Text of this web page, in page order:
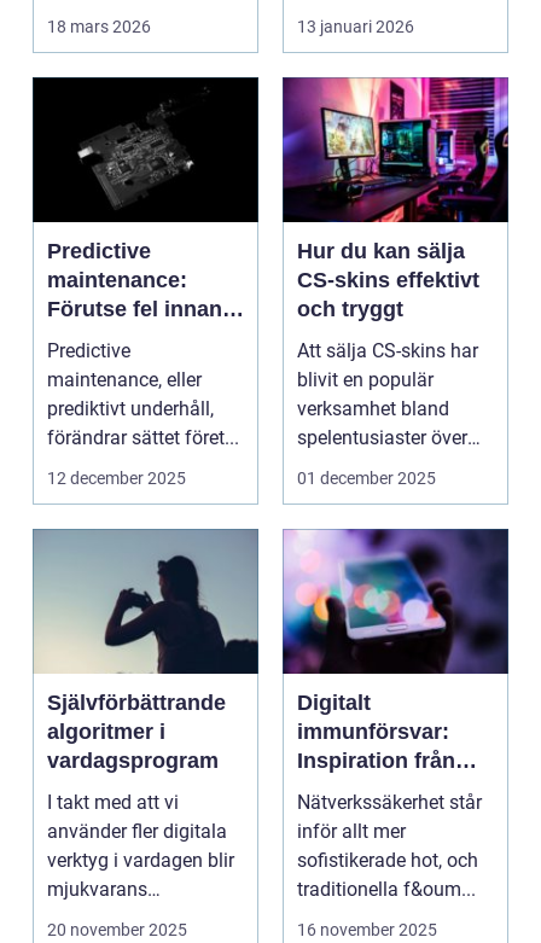
lugn, fokus...
18 mars 2026 13 januari 2026
Predictive
maintenance:
Förutse fel innan
de uppstår med
hjälp av sensorer
Predictive
maintenance, eller
prediktivt underhåll,
förändrar sättet föret...
12 december 2025
Hur du kan sälja
CS-skins effektivt
och tryggt
Att sälja CS-skins har
blivit en populär
verksamhet bland
spelentusiaster över
hela v...
01 december 2025
Självförbättrande
algoritmer i
vardagsprogram
I takt med att vi
använder fler digitala
verktyg i vardagen blir
mjukvarans
anpassningsför...
20 november 2025
Digitalt
immunförsvar:
Inspiration från
biologiska system
för att stärka
nätverkssäkerhet
Nätverkssäkerhet står
inför allt mer
sofistikerade hot, och
traditionella f&oum...
16 november 2025